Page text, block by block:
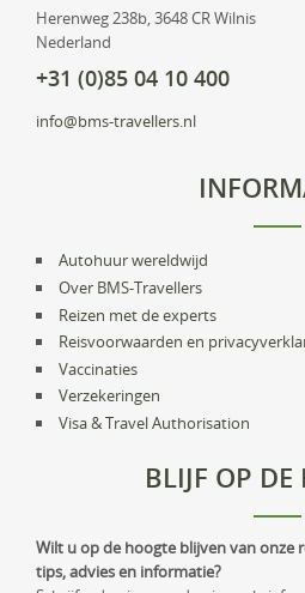
Herenweg 238b, 3648 CR Wilnis
Nederland
+31 (0)85 04 10 400
info@bms-travellers.nl
Autohuur wereldwijd
Over BMS-Travellers
Reizen met de experts
Reisvoorwaarden en
Vaccinaties
Verzekeringen
Visa & Travel Authorisation
BLIJF OP DE
Wilt u op de hoogte blijven van onze
tips, advies en informatie?